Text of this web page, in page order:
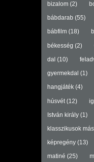
bizalom(2)
bábdarab (55)
bábfilm(18)
békesség (2)
dal (10)
gyermekdal (1)
hangjáték(4)
húsvét(12)
István király(1)
klasszikusok
képregény(13)
matiné (25)